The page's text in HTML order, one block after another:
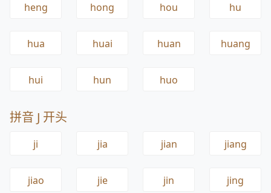
heng hong hou hu
hua huai huan huang
hui hun huo
拼音 J 开头
ji jia jian jiang
jiao jie jin jing